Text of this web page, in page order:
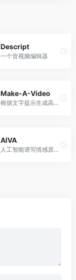
Descript
一个音视频编辑器
Make-A-Video
根据文字提示生成高质量视频
AIVA
人工智能谱写情感原声音乐